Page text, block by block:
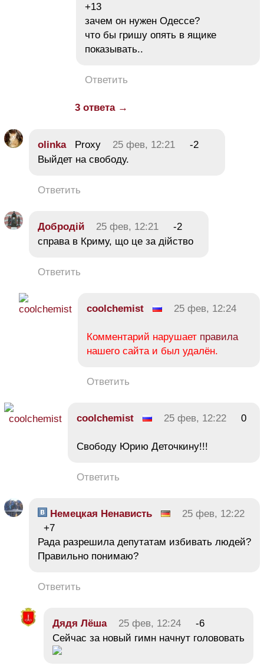
+13
зачем он нужен Одессе?
что бы гришу опять в ящике
показывать..
Ответить
3 ответа →
olinkaProxy 25 фев, 12:21
-2
Выйдет на свободу.
Ответить
Добродій 25 фев, 12:21
-2
справа в Криму, що це за дійство
Ответить
coolchemist 25 фев, 12:24
Комментарий нарушает правила
нашего сайта и был удалён.
Ответить
coolchemist 25 фев, 12:22 0
Свободу Юрию Деточкину!!!
Ответить
Немецкая Ненависть
25 фев, 12:22
+7
Рада разрешила депутатам избивать людей?
Правильно понимаю?
Ответить
Дядя Лёша 25 фев, 12:24
-6
Сейчас за новый гимн начнут голововать